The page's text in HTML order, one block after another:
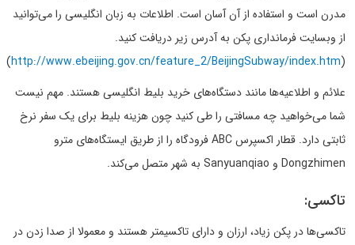
مدرن است و استفاده از آن آسان است. اطلاعات به زبان انگلیسی را می‌توانید
از وبسایت فرمانداری پکن به آدرس زیر دریافت کنید.
(
http://www.ebeijing.gov.cn/feature_2/BeijingSubway/index.htm
)
علائم و اطلاعیه‌ها مانند دستگاه‌های خرید بلیط انگلیسی هستند. مهم نیست
شما می‌خواهید چه مسافتی را طی کنید چون هزینه بلیط برای یک سفر نرخ
ثابتی دارد. قطار اکسپرس ABC فرودگاه را از طریق ایستگاه‌های مترو
Dongzhimen و Sanyuanqiao به شهر متصل می‌کند.
تاکسی:
تاکسی‌ها در پکن زیاد، ارزان و دارای تاکسیمتر هستند و معمولا از صدا زدن در